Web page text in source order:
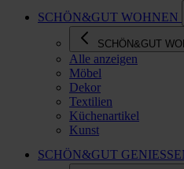
SCHÖN&GUT WOHNEN
SCHÖN&GUT
Alle anzeigen
Möbel
Dekor
Textilien
Küchenartikel
Kunst
SCHÖN&GUT